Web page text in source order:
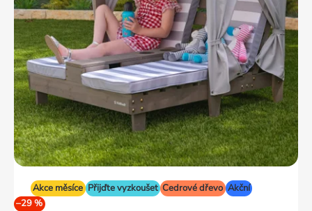
Akce měsíce Přijďte vyzkoušet Cedrové dřevo Akční
–29 %